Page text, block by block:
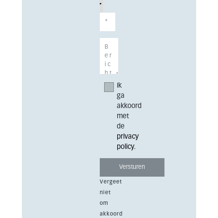
Ik
ga
akkoord
met
de
privacy
policy.
Vergeet
niet
om
akkoord